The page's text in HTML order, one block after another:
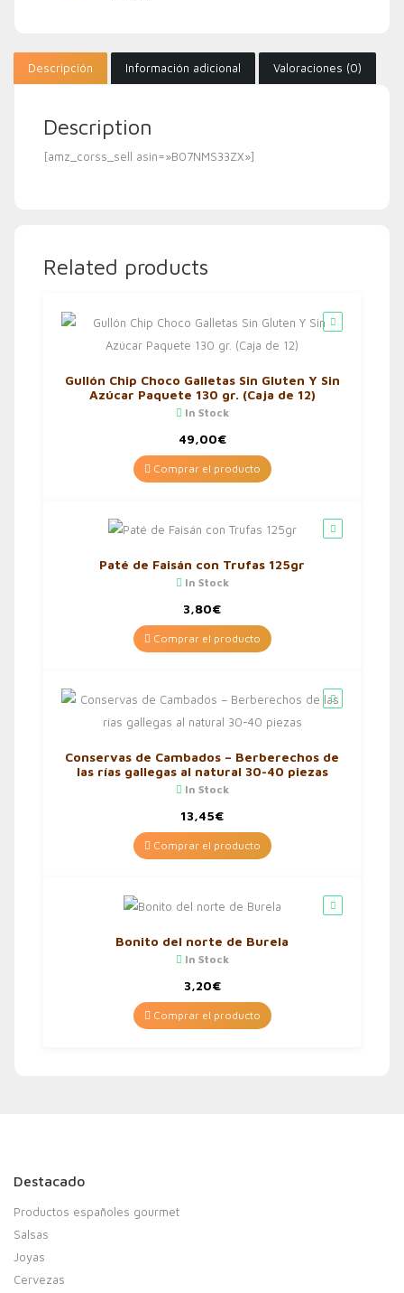
Descripción Información adicional Valoraciones (0)
Description
[amz_corss_sell asin=»B07NMS33ZX»]
Related products
Gullón Chip Choco Galletas Sin Gluten Y Sin
Azúcar Paquete 130 gr. (Caja de 12)
In Stock
49,00€
Comprar el producto
Paté de Faisán con Trufas 125gr
In Stock
3,80€
Comprar el producto
Conservas de Cambados – Berberechos de
las rías gallegas al natural 30-40 piezas
In Stock
13,45€
Comprar el producto
Bonito del norte de Burela
In Stock
3,20€
Comprar el producto
Destacado
Productos españoles gourmet
Salsas
Joyas
Cervezas